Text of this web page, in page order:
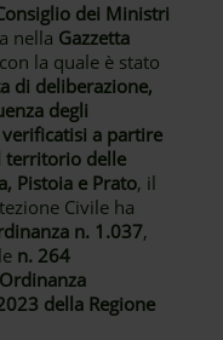
dei Ministri
nella Gazzetta
la quale è stato
di deliberazione,
degli
a partire
territorio delle
Pistoia e Prato, il
Civile ha
n. 1.037,
n. 264
Ordinanza
della Regione